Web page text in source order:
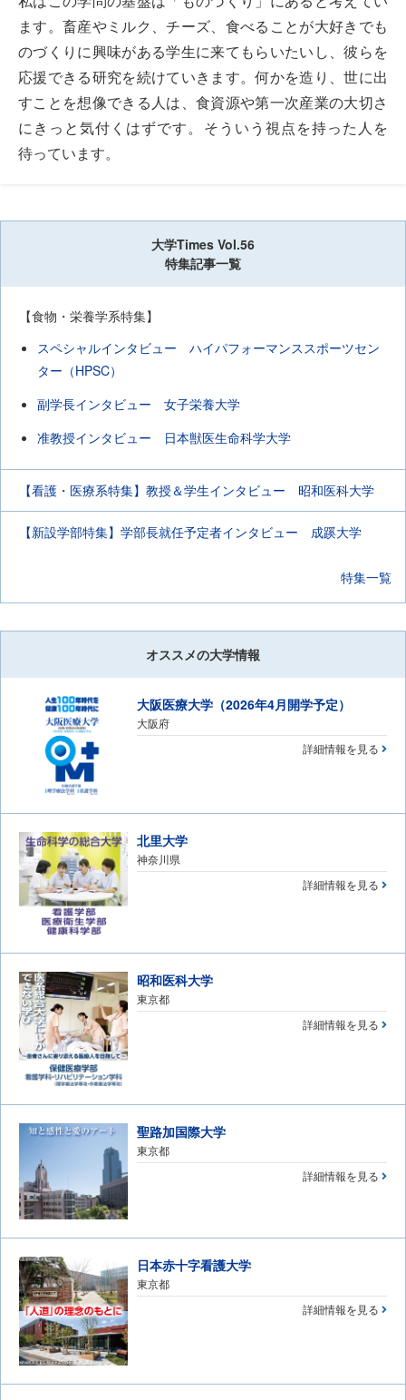
ます。畜産やミルク、チーズ、食べることが大好きでも
のづくりに興味がある学生に来てもらいたいし、彼らを
応援できる研究を続けていきます。何かを造り、世に出
すことを想像できる人は、食資源や第一次産業の大切さ
にきっと気付くはずです。そういう視点を持った人を
待っています。
大学Times Vol.56
特集記事一覧
【食物・栄養学系特集】
スペシャルインタビュー ハイパフォーマンススポーツセン
ター（HPSC）
副学長インタビュー 女子栄養大学
准教授インタビュー 日本獣医生命科学大学
【看護・医療系特集】教授＆学生インタビュー 昭和医科大学
【新設学部特集】学部長就任予定者インタビュー 成蹊大学
特集一覧
オススメの大学情報
大阪医療大学（2026年4月開学予定）
大阪府
詳細情報を見る
北里大学
神奈川県
詳細情報を見る
昭和医科大学
東京都
詳細情報を見る
聖路加国際大学
東京都
詳細情報を見る
日本赤十字看護大学
東京都
詳細情報を見る